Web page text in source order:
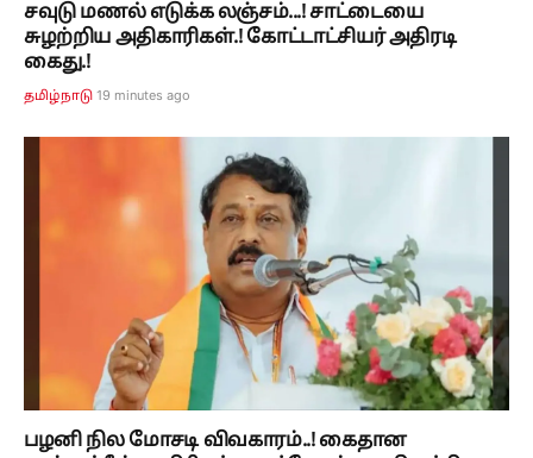
சவுடு மணல் எடுக்க லஞ்சம்...! சாட்டையை
சுழற்றிய அதிகாரிகள்.! கோட்டாட்சியர் அதிரடி
கைது.!
தமிழ்நாடு 19 minutes ago
பழனி நில மோசடி விவகாரம்..! கைதான